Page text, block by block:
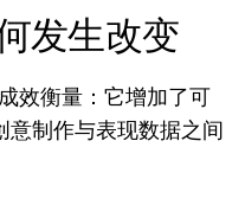
发生改变
效衡量：它增加了可
意制作与表现数据之间